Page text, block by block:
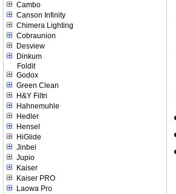
Cambo
Canson Infinity
Chimera Lighting
Cobraunion
Desview
Dinkum
Foldit
Godox
Green Clean
H&Y Filtri
Hahnemuhle
Hedler
Hensel
HiGlide
Jinbei
Jupio
Kaiser
Kaiser PRO
Laowa Pro